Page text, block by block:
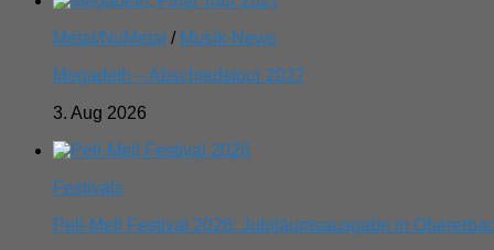
Metal/NuMetal / Musik-News
Megadeth – Abschiedstour 2027
3. Aug 2026
Festivals
Pell-Mell Festival 2026: Jubiläumsausgabe in